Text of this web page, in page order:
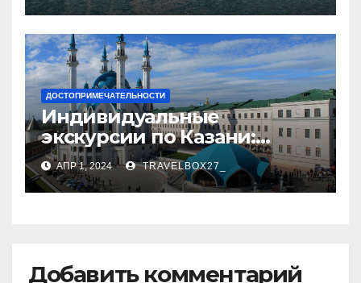
ДОСТОПРИМЕЧАТЕЛЬНОСТИ
Индивидуальные
экскурсии по Казани:
откройте город с новой
стороны
АПР 1, 2024 TRAVELBOX27_
Добавить комментарий